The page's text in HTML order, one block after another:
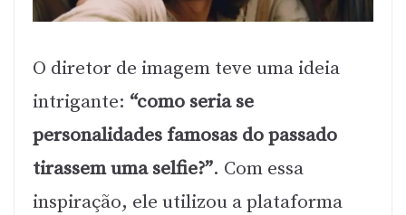
O diretor de imagem teve uma ideia
intrigante: “como seria se
personalidades famosas do passado
tirassem uma selfie?”. Com essa
inspiração, ele utilizou a plataforma